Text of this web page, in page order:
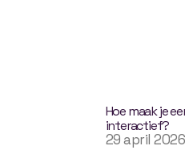
Hoe maak je
interactief?
29 april 2026